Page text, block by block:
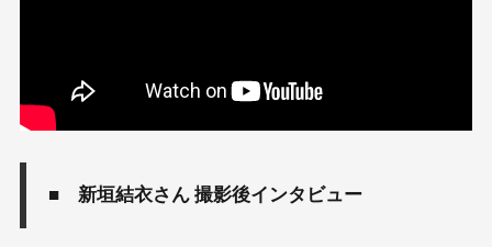
■ 新垣結衣さん 撮影後インタビュー